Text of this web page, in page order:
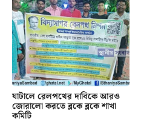
ঘাটালে রেলপথের দাবিকে আরও
জোরালো করতে ব্লকে ব্লকে শাখা
কমিটি